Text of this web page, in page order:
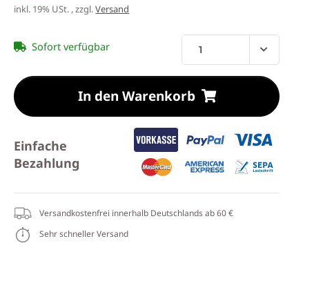
inkl. 19% USt. , zzgl.Versand
Sofort verfügbar
In den Warenkorb
Einfache
Bezahlung
Versandkostenfrei innerhalb Deutschlands ab 60 €
Sehr schneller Versand